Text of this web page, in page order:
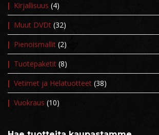
Kirjallisuus (4)
Muut DVDt (32)
Pienoismallit (2)
Tuotepaketit (8)
Vetimet ja Helatuotteet (38)
Vuokraus (10)